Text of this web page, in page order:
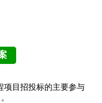
项目招投标的主要参与